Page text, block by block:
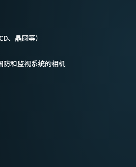
、晶圆等）
防和监视系统的相机